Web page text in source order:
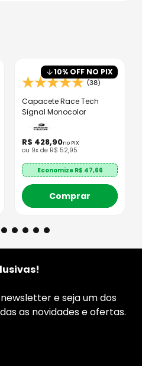
10% OFF NO PIX
(38)
Capacete Race Tech
Signal Monocolor
R$ 428,90no PIX
ou 9x de R$ 52,95
Economize R$ 47,66
Comprar
e seja um dos
as novidades e ofertas.